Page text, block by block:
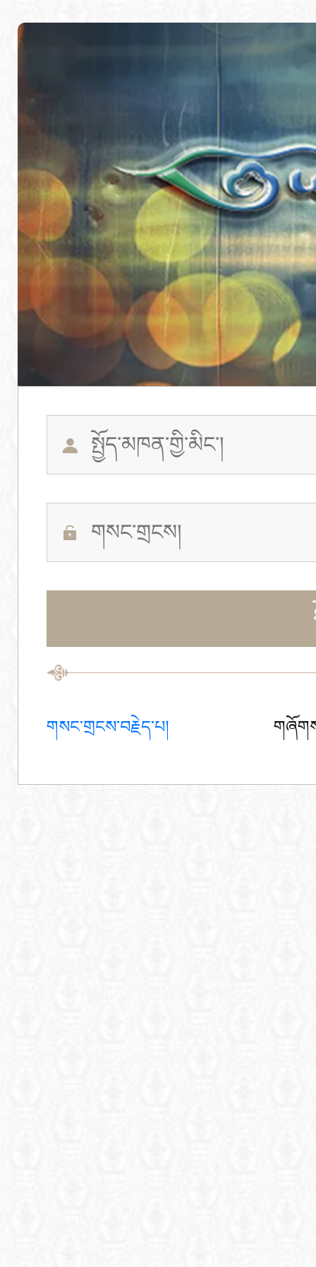
གསང་གྲངས་བརྗེད་པ།